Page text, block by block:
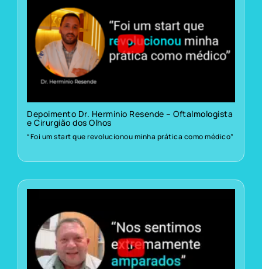
Depoimento Dr. Herminio Resende – Oftalmologista
e Cirurgião dos Olhos
“Foi um start que revolucionou minha prática como médico”